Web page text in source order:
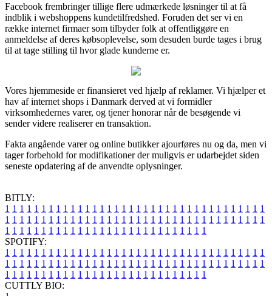
Facebook frembringer tillige flere udmærkede løsninger til at få
indblik i webshoppens kundetilfredshed. Foruden det ser vi en
række internet firmaer som tilbyder folk at offentliggøre en
anmeldelse af deres købsoplevelse, som desuden burde tages i brug
til at tage stilling til hvor glade kunderne er.
Vores hjemmeside er finansieret ved hjælp af reklamer. Vi hjælper et
hav af internet shops i Danmark derved at vi formidler
virksomhedernes varer, og tjener honorar når de besøgende vi
sender videre realiserer en transaktion.
Fakta angående varer og online butikker ajourføres nu og da, men vi
tager forbehold for modifikationer der muligvis er udarbejdet siden
seneste opdatering af de anvendte oplysninger.
BITLY:
1 1 1 1 1 1 1 1 1 1 1 1 1 1 1 1 1 1 1 1 1 1 1 1 1 1 1 1 1 1 1 1 1 1 1 1
1 1 1 1 1 1 1 1 1 1 1 1 1 1 1 1 1 1 1 1 1 1 1 1 1 1 1 1 1 1 1 1 1 1 1 1
1 1 1 1 1 1 1 1 1 1 1 1 1 1 1 1 1 1 1 1 1 1 1 1 1 1 1 1
SPOTIFY:
1 1 1 1 1 1 1 1 1 1 1 1 1 1 1 1 1 1 1 1 1 1 1 1 1 1 1 1 1 1 1 1 1 1 1 1
1 1 1 1 1 1 1 1 1 1 1 1 1 1 1 1 1 1 1 1 1 1 1 1 1 1 1 1 1 1 1 1 1 1 1 1
1 1 1 1 1 1 1 1 1 1 1 1 1 1 1 1 1 1 1 1 1 1 1 1 1 1 1 1
CUTTLY BIO: